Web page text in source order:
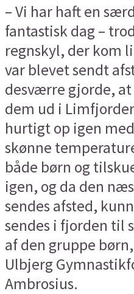
– Vi har haft en
fantastisk dag –
regnskyl, der kom
var blevet sendt
desværre gjorde,
dem ud i
hurtigt op igen
skønne
både børn og
igen, og da den
sendes afsted,
sendes i fjorden til
af den gruppe
Ulbjerg
Ambrosius.